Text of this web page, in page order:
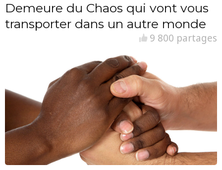
Demeure du Chaos qui vont vous
transporter dans un autre monde
9 800 partages